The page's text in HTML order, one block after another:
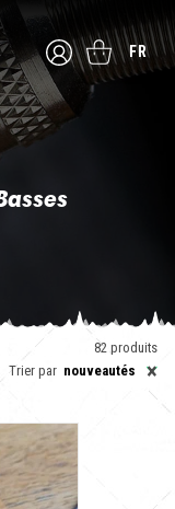
FR
ou céramique,
une miryade de
meilleur du savoir
Et croyez nous :
!
82 produits
Trier par
×
nouveautés